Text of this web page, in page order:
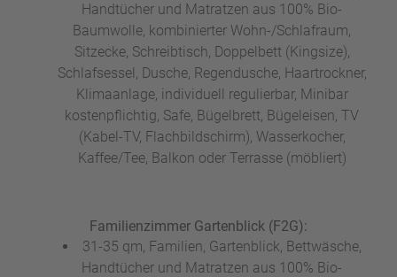
Handtücher und Matratzen aus 100% Bio-
Baumwolle, kombinierter Wohn-/Schlafraum,
Sitzecke, Schreibtisch, Doppelbett (Kingsize),
Schlafsessel, Dusche, Regendusche, Haartrockner,
Klimaanlage, individuell regulierbar, Minibar
kostenpflichtig, Safe, Bügelbrett, Bügeleisen, TV
(Kabel-TV, Flachbildschirm), Wasserkocher,
Kaffee/Tee, Balkon oder Terrasse (möbliert)
Familienzimmer Gartenblick (F2G):
31-35 qm, Familien, Gartenblick, Bettwäsche,
Handtücher und Matratzen aus 100% Bio-